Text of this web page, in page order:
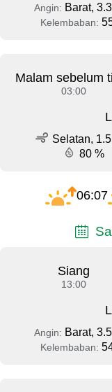
Angin: Barat,
Kelembaban:
Malam sebelum
03:00
Selatan,
80 %
06:07
Siang
13:00
Angin: Barat,
Kelembaban: